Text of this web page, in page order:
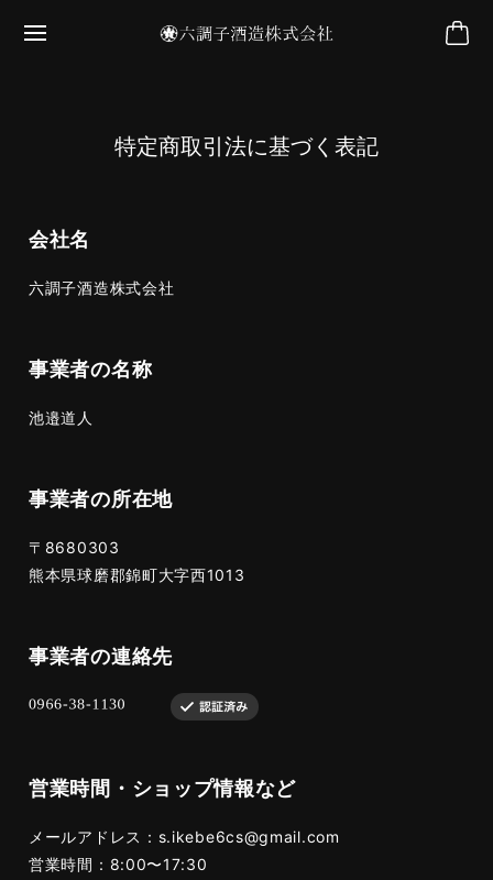
特定商取引法に基づく表記
会社名
六調子酒造株式会社
事業者の名称
池邉道人
事業者の所在地
〒8680303
熊本県球磨郡錦町大字西1013
事業者の連絡先
営業時間・ショップ情報など
メールアドレス： s.ikebe6cs@gmail.com
営業時間：8:00〜17:30